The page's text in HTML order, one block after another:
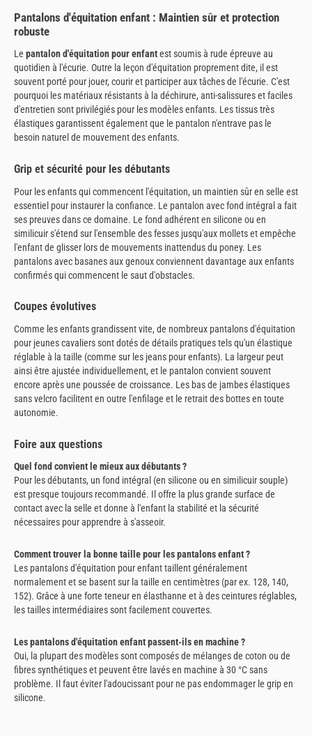
Pantalons d'équitation enfant : Maintien sûr et protection
robuste
Le pantalon d'équitation pour enfantest soumis à rude épreuve au
quotidien à l'écurie. Outre la leçon d'équitation proprement dite, il est
souvent porté pour jouer, courir et participer aux tâches de l'écurie. C'est
pourquoi les matériaux résistants à la déchirure, anti-salissures et faciles
d'entretien sont privilégiés pour les modèles enfants. Les tissus très
élastiques garantissent également que le pantalon n'entrave pas le
besoin naturel de mouvement des enfants.
Grip et sécurité pour les débutants
Pour les enfants qui commencent l'équitation, un maintien sûr en selle est
essentiel pour instaurer la confiance. Le pantalon avec fond intégral a fait
ses preuves dans ce domaine. Le fond adhérent en silicone ou en
similicuir s'étend sur l'ensemble des fesses jusqu'aux mollets et empêche
l'enfant de glisser lors de mouvements inattendus du poney. Les
pantalons avec basanes aux genoux conviennent davantage aux enfants
confirmés qui commencent le saut d'obstacles.
Coupes évolutives
Comme les enfants grandissent vite, de nombreux pantalons d'équitation
pour jeunes cavaliers sont dotés de détails pratiques tels qu'un élastique
réglable à la taille (comme sur les jeans pour enfants). La largeur peut
ainsi être ajustée individuellement, et le pantalon convient souvent
encore après une poussée de croissance. Les bas de jambes élastiques
sans velcro facilitent en outre l'enfilage et le retrait des bottes en toute
autonomie.
Foire aux questions
Quel fond convient le mieux aux débutants ?
Pour les débutants, un fond intégral (en silicone ou en similicuir souple)
est presque toujours recommandé. Il offre la plus grande surface de
contact avec la selle et donne à l'enfant la stabilité et la sécurité
nécessaires pour apprendre à s'asseoir.
Comment trouver la bonne taille pour les pantalons enfant ?
Les pantalons d'équitation pour enfant taillent généralement
normalement et se basent sur la taille en centimètres (par ex. 128, 140,
152). Grâce à une forte teneur en élasthanne et à des ceintures réglables,
les tailles intermédiaires sont facilement couvertes.
Les pantalons d'équitation enfant passent-ils en machine ?
Oui, la plupart des modèles sont composés de mélanges de coton ou de
fibres synthétiques et peuvent être lavés en machine à 30 °C sans
problème. Il faut éviter l'adoucissant pour ne pas endommager le grip en
silicone.